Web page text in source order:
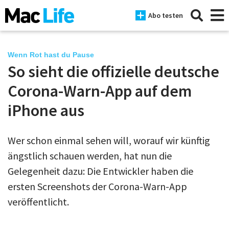
Abo testen
News
iPhone
iPad
Tests
Tipps
Magazine
Wenn Rot hast du Pause
So sieht die offizielle deutsche
Corona-Warn-App auf dem
iPhone aus
Wer schon einmal sehen will, worauf wir künftig
ängstlich schauen werden, hat nun die
Gelegenheit dazu: Die Entwickler haben die
ersten Screenshots der Corona-Warn-App
veröffentlicht.